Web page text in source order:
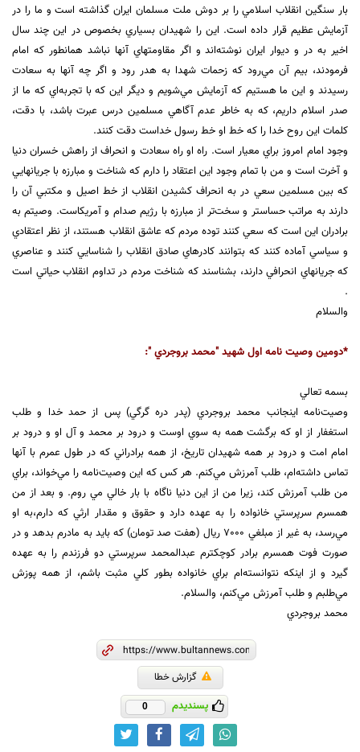
بار سنگين انقلاب اسلامي را بر دوش ملت مسلمان ايران گذاشته است و ما را در
آزمايش عظيم قرار داده است. اين را شهيدان بسياري بخصوص در اين چند سال
اخير به در و ديوار ايران نوشته‌اند و اگر مقاومتهاي آنها نباشد همانطور كه امام
فرمودند، بيم آن مي‌رود كه زحمات شهدا به هدر رود و اگر چه آنها به سعادت
رسيدند و اين ما هستيم كه آزمايش مي‌شويم و ديگر اين كه با تجربه‌اي كه ما از
صدر اسلام داريم، كه به خاطر عدم آگاهي مسلمين درس عبرت باشد، با دقت،
كلمات اين روح خدا را كه خط او خط رسول خداست دقت كنند.
وجود امام امروز براي معيار است. راه او راه سعادت و انحراف از راهش خسران دنيا
و آخرت است و من با تمام وجود اين اعتقاد را دارم كه شناخت و مبارزه با جريانهايي
كه بين مسلمين سعي در به انحراف كشيدن انقلاب از خط اصيل و مكتبي آن را
دارند به مراتب حساستر و سخت‌تر از مبارزه با رژيم صدام و آمريكاست. وصيتم به
برادران اين است كه سعي كنند توده مردم كه عاشق انقلاب هستند، از نظر اعتقادي
و سياسي آماده كنند كه بتوانند كادرهاي صادق انقلاب را شناسايي كنند و عناصري
كه جريانهاي انحرافي دارند، بشناسند كه شناخت مردم در تداوم انقلاب حياتي است
.
والسلام
*دومين وصيت نامه اول شهيد "محمد بروجردي ":
بسمه تعالي
وصيت‌نامه اينجانب محمد بروجردي (پدر دره گرگي) پس از حمد خدا و طلب
استغفار از او كه برگشت همه به سوي اوست و درود بر محمد و آل او و درود بر
امام امت و درود بر همه شهيدان تاريخ، از همه برادراني كه در طول عمرم با آنها
تماس داشته‌ام، طلب آمرزش مي‌كنم. هر كس كه اين وصيت‌نامه را مي‌خواند، براي
من طلب آمرزش كند، زيرا من از اين دنيا ناگاه با بار خالي مي روم. و بعد از من
همسرم سرپرستي خانواده را به عهده دارد و حقوق و مقدار ارثي كه دارم،‌به او
مي‌رسد، به غير از مبلغي 7000 ريال (هفت صد تومان) كه بايد به مادرم بدهد و در
صورت فوت همسرم برادر كوچكترم عبدالمحمد سرپرستي دو فرزندم را به عهده
گيرد و از اينكه نتوانسته‌ام براي خانواده بطور كلي مثبت باشم، از همه پوزش
مي‌طلبم و طلب آمرزش مي‌كنم، والسلام.
محمد بروجردي
گزارش خطا
پسندیدم 0